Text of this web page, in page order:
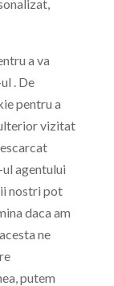
a va
. De
pentru a
vizitat
agentului
nostri pot
daca am
ne
putem